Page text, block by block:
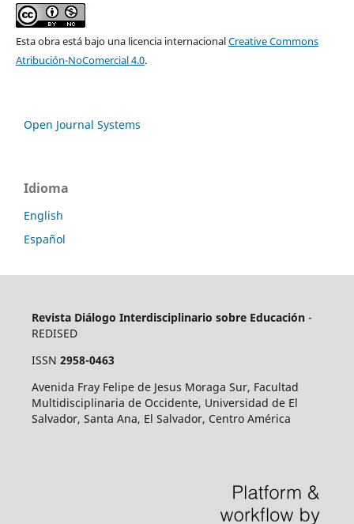
Esta obra está bajo una licencia internacionalCreative Commons
Atribución-NoComercial 4.0.
Open Journal Systems
Idioma
English
Español
Revista Diálogo Interdisciplinario sobre Educación-
REDISED
ISSN 2958-0463
Avenida Fray Felipe de Jesus Moraga Sur, Facultad
Multidisciplinaria de Occidente, Universidad de El
Salvador, Santa Ana, El Salvador, Centro América